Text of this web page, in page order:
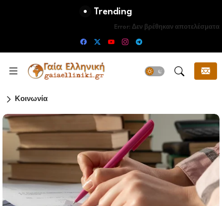
Trending
Error: Δεν βρέθηκαν αποτελέσματα
Κοινωνία